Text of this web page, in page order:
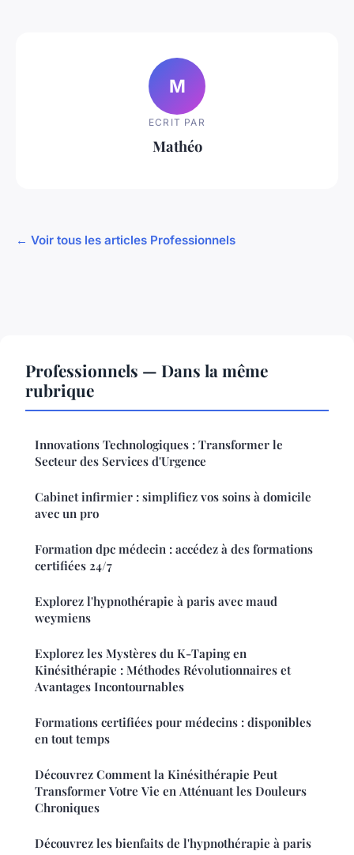
M
ECRIT PAR
Mathéo
← Voir tous les articles Professionnels
Professionnels — Dans la même
rubrique
Innovations Technologiques : Transformer le
Secteur des Services d'Urgence
Cabinet infirmier : simplifiez vos soins à domicile
avec un pro
Formation dpc médecin : accédez à des formations
certifiées 24/7
Explorez l'hypnothérapie à paris avec maud
weymiens
Explorez les Mystères du K-Taping en
Kinésithérapie : Méthodes Révolutionnaires et
Avantages Incontournables
Formations certifiées pour médecins : disponibles
en tout temps
Découvrez Comment la Kinésithérapie Peut
Transformer Votre Vie en Atténuant les Douleurs
Chroniques
Découvrez les bienfaits de l'hypnothérapie à paris